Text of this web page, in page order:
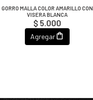
GORRO MALLA COLOR AMARILLO CON
VISERA BLANCA
$ 5.000
Agregar